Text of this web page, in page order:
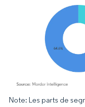
Image © Mordor
Note: Les parts de